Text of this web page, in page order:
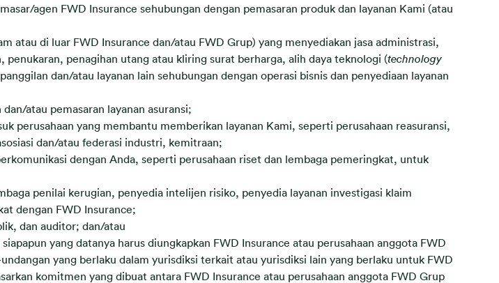
agen FWD Insurance sehubungan dengan pemasaran produk dan layanan Kami (atau
atau di luar FWD Insurance dan/atau FWD Grup) yang menyediakan jasa administrasi,
penagihan utang atau kliring surat berharga, alih daya teknologi (technology
dan/atau layanan lain sehubungan dengan operasi bisnis dan penyediaan layanan
atau pemasaran layanan asuransi;
perusahaan yang membantu memberikan layanan Kami, seperti perusahaan reasuransi,
dan/atau federasi industri, kemitraan;
dengan Anda, seperti perusahaan riset dan lembaga pemeringkat, untuk
penilai kerugian, penyedia intelijen risiko, penyedia layanan investigasi klaim
dengan FWD Insurance;
dan auditor; dan/atau
yang datanya harus diungkapkan FWD Insurance atau perusahaan anggota FWD
yang berlaku dalam yurisdiksi terkait atau yurisdiksi lain yang berlaku untuk FWD
komitmen yang dibuat antara FWD Insurance atau perusahaan anggota FWD Grup